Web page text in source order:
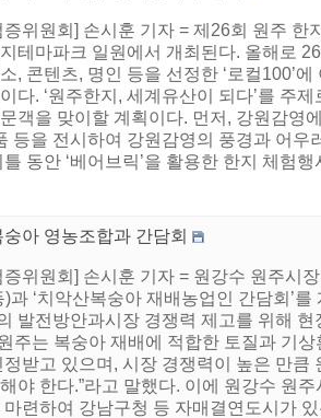
위원회] 손시훈 기자 = 제26회 원주 한
테마파크 일원에서 개최된다. 올해로
, 콘텐츠, 명인 등을 선정한 ‘로컬100’
다. ‘원주한지, 세계유산이 되다’를 주
객을 맞이할 계획이다. 먼저, 강원감영
등을 전시하여 강원감영의 풍경과 어우
동안 ‘베어브릭’을 활용한 한지 체험
아 영농조합과 간담회
위원회] 손시훈 기자 = 원강수 원주시
과 ‘치악산복숭아 재배농업인 간담회’
발전방안과시장 경쟁력 제고를 위해
주는 복숭아 재배에 적합한 토질과 기
받고 있으며, 시장 경쟁력이 높은 만큼
야 한다.”라고 말했다. 이에 원강수 원
련하여 강남구청 등 자매결연도시가